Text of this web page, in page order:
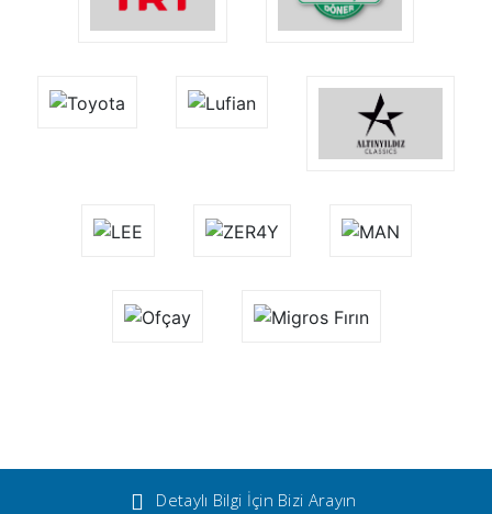
Detaylı Bilgi İçin Bizi Arayın